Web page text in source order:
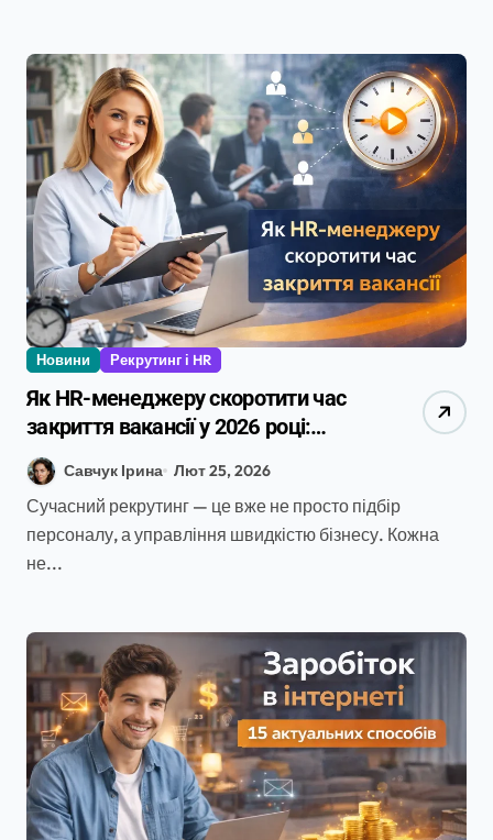
Новини Рекрутинг і HR
Як HR-менеджеру скоротити час
закриття вакансії у 2026 році:
аналітика, інструменти та дані
ринкуСавчук Ірина Лют 25, 2026
Сучасний рекрутинг — це вже не просто підбір
персоналу, а управління швидкістю бізнесу. Кожна
не...